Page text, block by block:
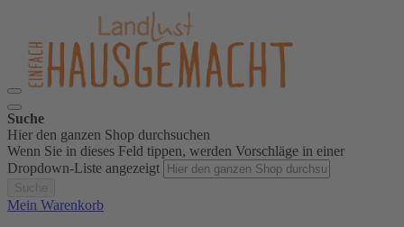
Suche
Hier den ganzen Shop durchsuchen
Wenn Sie in dieses Feld tippen, werden Vorschläge in einer
Dropdown-Liste angezeigt
Mein Warenkorb